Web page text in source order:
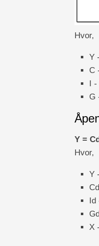
Hvor,
Y
C
I -
G
Y =
Hvor,
Y
Id
X